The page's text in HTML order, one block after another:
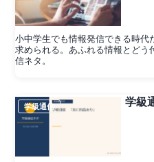
小中学生でも情報発信できる時
求められる。あふれる情報とどう
信ネタ。
学級通信 学級